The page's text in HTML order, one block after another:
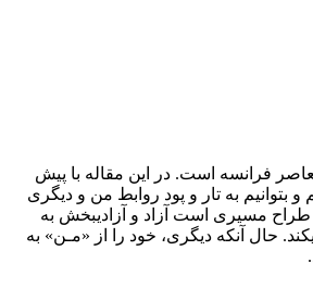
فرانسه است. در این مقاله با پیش
بتوانیم به تار و پود روابط من و دیگری
طراح مسیری است آزاد و آزادی­بخش به
حال آن­که دیگری، خود را از «مـن» به